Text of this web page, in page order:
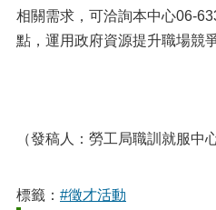
相關需求，可洽詢本中心06-
點，運用政府資源提升職場競爭
（發稿人：勞工局職訓就服中
標籤： #徵才活動